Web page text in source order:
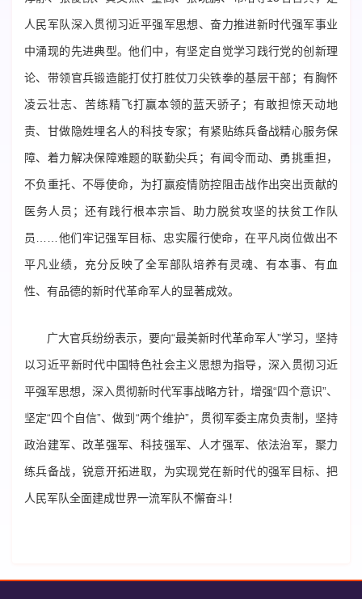
人民军队深入贯彻习近平强军思想、奋力推进新时代强军事业
中涌现的先进典型。他们中，有坚定自觉学习践行党的创新理
论、带领官兵锻造能打仗打胜仗刀尖铁拳的基层干部；有胸怀
凌云壮志、苦练精飞打赢本领的蓝天骄子；有敢担惊天动地
责、甘做隐姓埋名人的科技专家；有紧贴练兵备战精心服务保
障、着力解决保障难题的联勤尖兵；有闻令而动、勇挑重担，
不负重托、不辱使命，为打赢疫情防控阻击战作出突出贡献的
医务人员；还有践行根本宗旨、助力脱贫攻坚的扶贫工作队
员……他们牢记强军目标、忠实履行使命，在平凡岗位做出不
平凡业绩，充分反映了全军部队培养有灵魂、有本事、有血
性、有品德的新时代革命军人的显著成效。
广大官兵纷纷表示，要向“最美新时代革命军人”学习，坚持
以习近平新时代中国特色社会主义思想为指导，深入贯彻习近
平强军思想，深入贯彻新时代军事战略方针，增强“四个意识”、
坚定“四个自信”、做到“两个维护”，贯彻军委主席负责制，坚持
政治建军、改革强军、科技强军、人才强军、依法治军，聚力
练兵备战，锐意开拓进取，为实现党在新时代的强军目标、把
人民军队全面建成世界一流军队不懈奋斗！